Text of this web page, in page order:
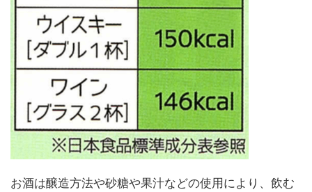
お酒は醸造方法や砂糖や果汁などの使用により、飲む